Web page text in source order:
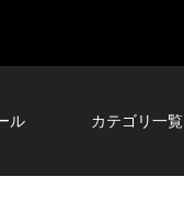
ル カテゴリ一覧